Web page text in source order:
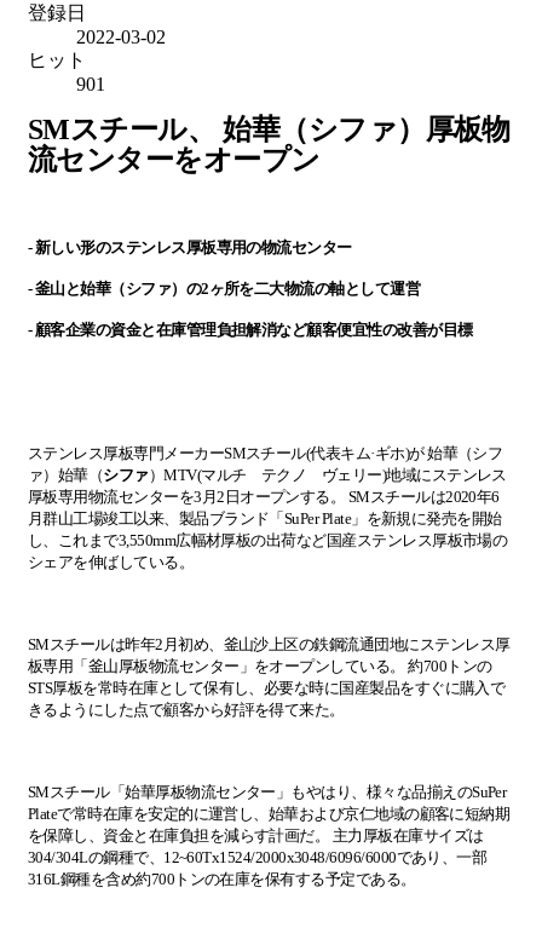
登録日
2022-03-02
ヒット
901
SMスチール、 始華（シファ） 厚板物
流センタ ーをオープン
-新しい形のステンレス厚板専用の物流センター
-釜山と始華（シファ）の2ヶ所を二大物流の軸として運営
- 顧客企業の資金と在庫管理負担解消など顧客便宜性の改善が目標
ステンレス厚板専門メ ーカ ーSMスチール(代表キム·ギホ)が 始華（シフ
ァ）始華（シファ）MTV(マルチ テクノ ヴェリー)地域にステンレス
厚板専用物流センターを3 月2 日オープンする。 SM スチールは2020年6
月群山工場竣工以来、製品ブランド「 SuPer Plate」を新規に発売を開始
し、これまで3,550mm広幅材厚板の出荷など国産ステンレス厚板市場の
シェアを伸ばしている 。
SM スチールは昨年2 月初め、釜山沙上区の鉄鋼流通団地にステンレス厚
板専用「釜山厚板物流センター 」をオープンしている。 約700 トンの
STS厚板を常時在庫として保有し、必要な時に国 産製品をすぐに購入で
きるようにした点で顧客から好評を得て来た。
SM スチール「始華厚板物流センター 」もやはり、 様々 な品揃えのSuPer
Plateで常時在庫を安定的に運営し、始華および京仁地域の顧客に短納期
を保障し、資金と在庫負担を減らす計画だ。
主力厚板在庫サイズは
304/304Lの鋼種で、 12~60Tx1524/2000x3048/6096/6000であり、一部
316L鋼種を含め約700 トンの在庫を保有する予定である。